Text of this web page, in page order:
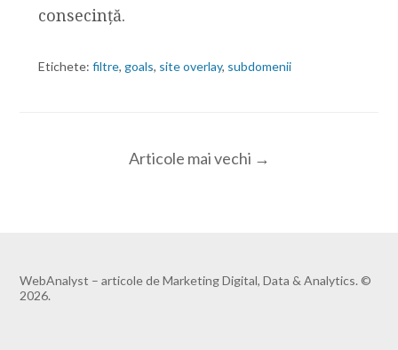
consecință.
Etichete: filtre, goals, site overlay, subdomenii
Articole mai vechi →
WebAnalyst – articole de Marketing Digital, Data & Analytics. ©
2026.